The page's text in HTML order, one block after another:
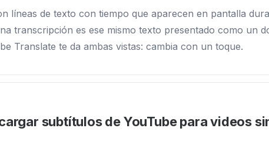
líneas de texto con tiempo que aparecen en pantalla
transcripción es ese mismo texto presentado como un
Translate te da ambas vistas: cambia con un toque.
subtítulos de YouTube para videos